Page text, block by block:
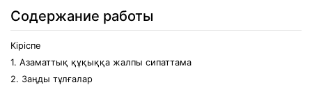
Содержание работы
Кіріспе
1. Азаматтық құқыққа жалпы сипаттама
2. Заңды тұлғалар